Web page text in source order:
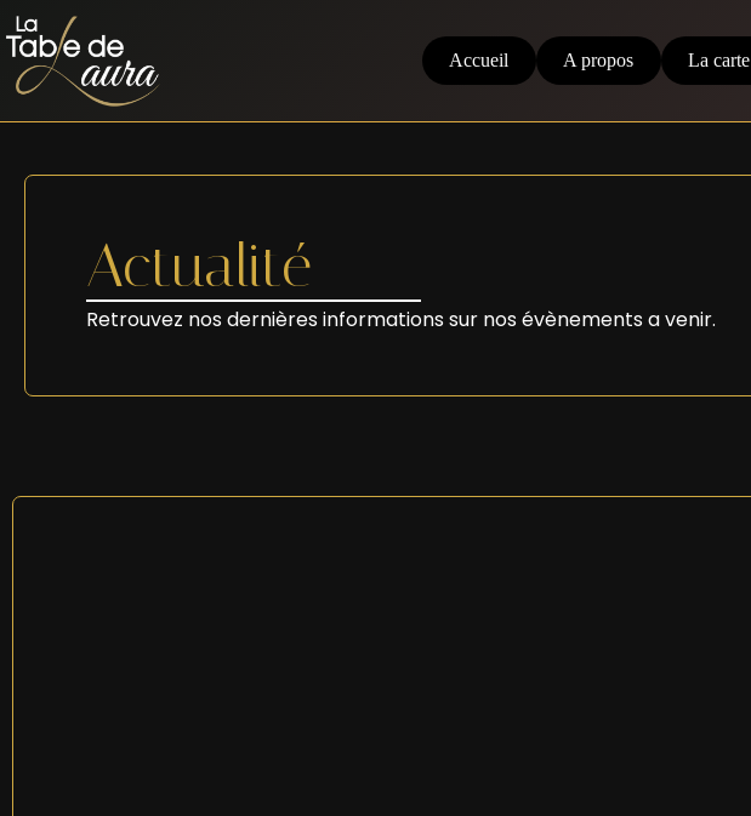
Accueil A propos La carte
Actualité
Retrouvez nos dernières informations sur nos évènements a venir.